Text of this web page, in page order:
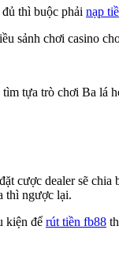
thì buộc phải nạp
sảnh chơi casino
tựa trò chơi Ba lá
cược dealer sẽ
thì ngược lại.
kiện để rút tiền fb88